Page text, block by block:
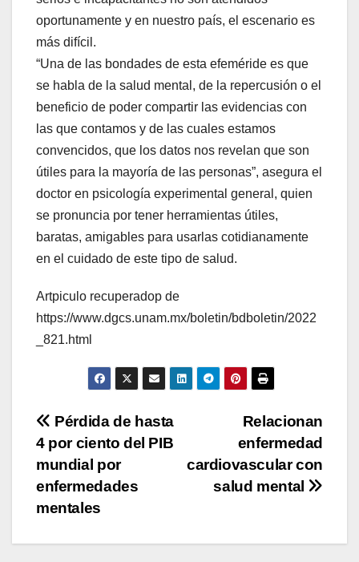
oportunamente y en nuestro país, el escenario es
más difícil.
“Una de las bondades de esta efeméride es que
se habla de la salud mental, de la repercusión o el
beneficio de poder compartir las evidencias con
las que contamos y de las cuales estamos
convencidos, que los datos nos revelan que son
útiles para la mayoría de las personas”, asegura el
doctor en psicología experimental general, quien
se pronuncia por tener herramientas útiles,
baratas, amigables para usarlas cotidianamente
en el cuidado de este tipo de salud.
Artpiculo recuperadop de
https://www.dgcs.unam.mx/boletin/bdboletin/2022
_821.html
Navegación
de
entradas
Relacionan
enfermedad
cardiovascular con
salud mental
Pérdida de hasta
4 por ciento del PIB
mundial por
enfermedades
mentales